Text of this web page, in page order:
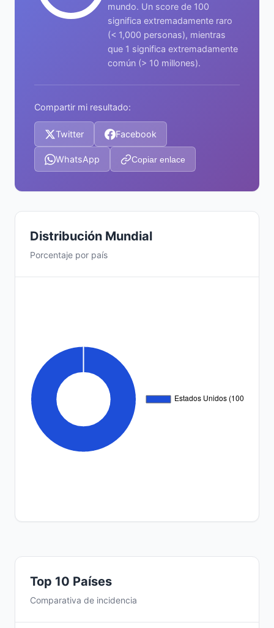
mundo. Un score de 100
significa extremadamente raro
(< 1,000 personas), mientras
que 1 significa extremadamente
común (> 10 millones).
Compartir mi resultado:
Twitter Facebook
WhatsApp Copiar enlace
Distribución Mundial
Porcentaje por país
Top 10 Países
Comparativa de incidencia